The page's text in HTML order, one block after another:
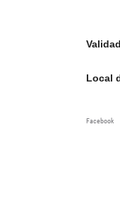
Local
Facebook